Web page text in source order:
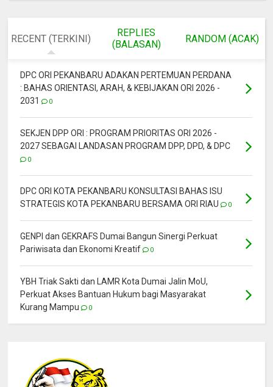
RECENT (TERKINI)
REPLIES
(BALASAN)
RANDOM (ACAK)
DPC ORI PEKANBARU ADAKAN PERTEMUAN PERDANA
: BAHAS ORIENTASI, ARAH, & KEBIJAKAN ORI 2026 -
2031
0
SEKJEN DPP ORI : PROGRAM PRIORITAS ORI 2026 -
2027 SEBAGAI LANDASAN PROGRAM DPP, DPD, & DPC
0
DPC ORI KOTA PEKANBARU KONSULTASI BAHAS ISU
STRATEGIS KOTA PEKANBARU BERSAMA ORI RIAU
0
GENPI dan GEKRAFS Dumai Bangun Sinergi Perkuat
Pariwisata dan Ekonomi Kreatif
0
YBH Triak Sakti dan LAMR Kota Dumai Jalin MoU,
Perkuat Akses Bantuan Hukum bagi Masyarakat
Kurang Mampu
0